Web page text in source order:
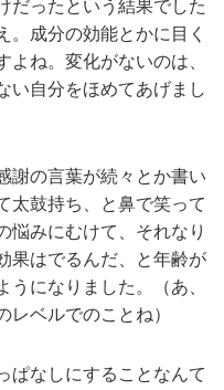
だったという結果でした
。成分の効能とかに目く
よね。変化がないのは、
い自分をほめてあげまし
謝の言葉が続々とか書い
太鼓持ち、と鼻で笑って
悩みにむけて、それなり
果はでるんだ、と年齢が
になりました。（あ、
ベルでのことね）
ぱなしにすることなんて